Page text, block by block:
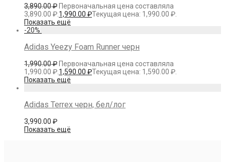
3,890.00₽ Первоначальная цена составляла
3,890.00 ₽. 1,990.00 ₽Текущая цена: 1,990.00 ₽.
Показать ещё
-20%
Adidas Yeezy Foam Runner черн
1,990.00₽ Первоначальная цена составляла
1,990.00 ₽. 1,590.00 ₽Текущая цена: 1,590.00 ₽.
Показать ещё
Adidas Terrex черн, бел/лог
3,990.00 ₽
Показать ещё